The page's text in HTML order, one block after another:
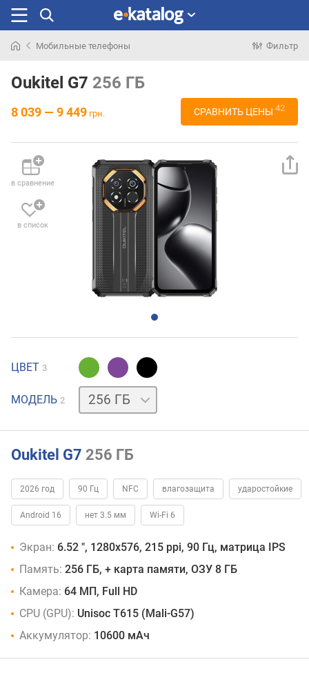
раньше
Мобильные телефоны Фильтр
Oukitel G7 256 ГБ
8 039 — 9 449 грн. СРАВНИТЬ ЦЕНЫ 42
в сравнение
в список
ЦВЕТ 3
МОДЕЛЬ 2
128 ГБ
Oukitel G7 256 ГБ
2026 год 90 Гц NFC влагозащита ударостойкие
Android 16 нет 3.5 мм Wi-Fi 6
Экран: 6.52 ", 1280x576, 215 ppi, 90 Гц, матрица IPS
Память: 256 ГБ, + карта памяти, ОЗУ 8 ГБ
Камера: 64 МП, Full HD
CPU (GPU): Unisoc T615 (Mali-G57)
Аккумулятор: 10600 мАч